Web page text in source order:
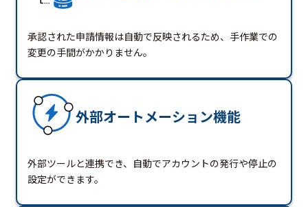
承認された申請情報は自動で反映されるため、手作業での
変更の手間がかかりません。
外部オートメーション機能
外部ツールと連携でき、自動でアカウントの発行や停止の
設定ができます。